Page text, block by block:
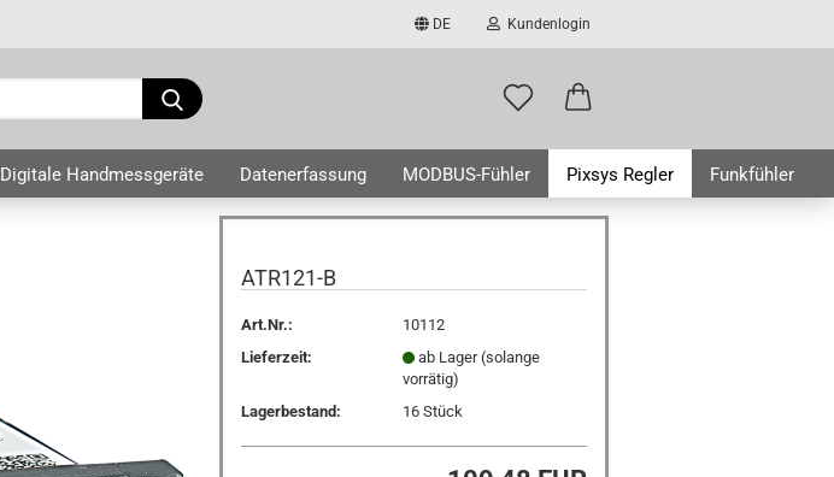
DE
Sprache auswählen
Lieferland
Kundenlogin
Passwort
Konto erstellen
Suche...
Digitale Handmessgeräte Datenerfassung MODBUS-Fühler Pixsys Regler Funkfühler
WISSENSWERTES
ATR121-B
Art.Nr.:
10112
Lieferzeit:
ab Lager (solange
vorrätig)
Lagerbestand:
16Stück